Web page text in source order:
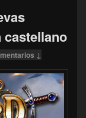
castellano
↓